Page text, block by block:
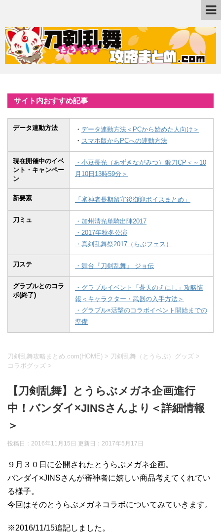
サイト内おすすめ記事
データ連動方法 ・ データ連動方法＜PCから始めた人向け＞
・ スマホ版からPCへの連動方法
現在開催中のイベ
ント・キャンペー
ン
・小豆長光（あずきながみつ）鍛刀CP＜～10
月10日13時59分＞
新要素 「審神者長期留守後御迎ボイスまとめ」
刀ミュ
・加州清光単騎出陣2017
・2017年秋冬公演
・真剣乱舞祭2017（らぶフェス）
刀ステ ・舞台『刀剣乱舞』 ジョ伝
グラブルとのコラ
ボ(終了)
・グラブルイベント「蒼天のえにし」攻略情
報＜キャラクター・武器の入手方法＞
・グラブル×活撃のコラボイベント開始までの
準備
刀剣乱舞攻略まとめ.com(HOME) > 刀剣乱舞（とうらぶ）グッズ >
コラボグッズ >
【刀剣乱舞】とうらぶメガネ企画進行
中！バンダイ×JINSさんより＜詳細情報
＞
投稿日：2016年11月15日 更新日： 2017年5月17日
９月３０日に公開されたとうらぶメガネ企画。
バンダイ×JINSさんが審神者に嬉しい商品考えてくれてい
る様子。
今回はそのとうらぶメガネコラボについてみていきます。
※2016/11/15追記しました。